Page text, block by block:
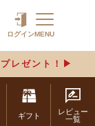
ログインMENU
プレゼント！
ギフト
レビュー
一覧